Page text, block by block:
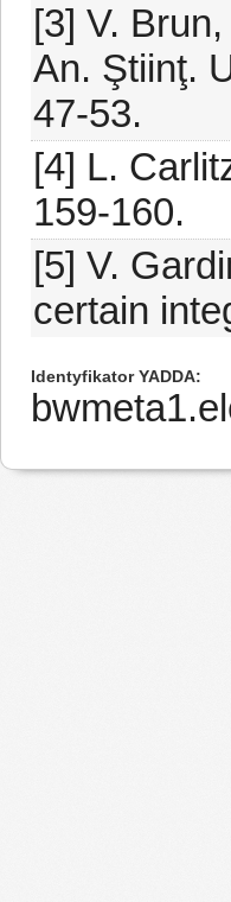
[3] V.
An. Ştiinţ.
47-53.
[4] L.
159-160.
[5] V.
certain
Identyfikator YADDA